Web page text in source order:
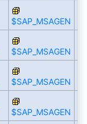
$SAP_MSAGEN
$SAP_MSAGEN
$SAP_MSAGEN
$SAP_MSAGEN